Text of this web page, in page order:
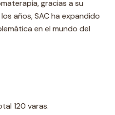
gracias a su
años, SAC ha expandido
en el mundo del
120 varas.